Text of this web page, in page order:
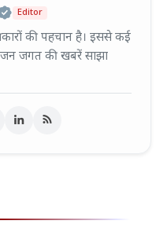
Official | Verified
Editor
की पहचान है। इससे कई
जगत की खबरें साझा